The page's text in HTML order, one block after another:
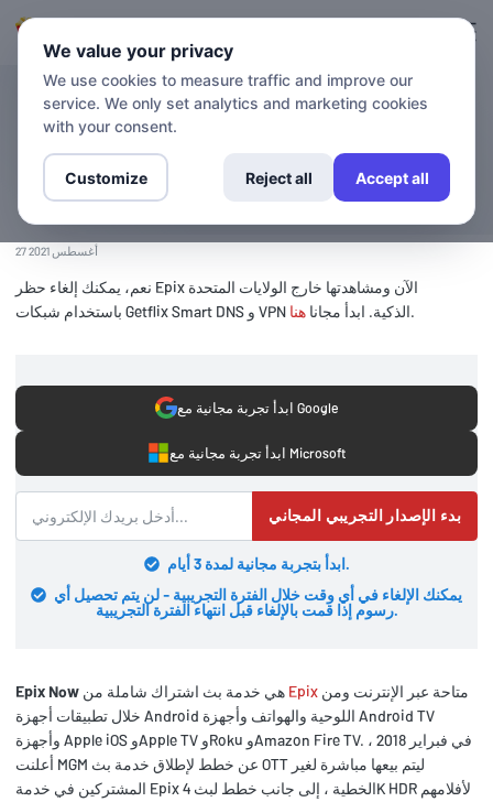
بلوق
مشاهدة Epix الآن خارج
الولايات المتحدة
27 أغسطس 2021
نعم، يمكنك إلغاء حظر Epix الآن ومشاهدتها خارج الولايات المتحدة
باستخدام شبكات Getflix Smart DNS و VPN الذكية. ابدأ مجانا هنا .
ابدأ تجربة مجانية مع Google
ابدأ تجربة مجانية مع Microsoft
بدء الإصدار التجريبي المجاني
ابدأ بتجربة مجانية لمدة 3 أيام.
يمكنك الإلغاء في أي وقت خلال الفترة التجريبية - لن يتم تحصيل أي
رسوم إذا قمت بالإلغاء قبل انتهاء الفترة التجريبية.
Epix Now Epix
خلال تطبيقات أجهزة Android اللوحية والهواتف وأجهزة Android TV
وأجهزة Apple iOS وApple TV وRoku وAmazon Fire TV. في فبراير 2018 ،
أعلنت MGM عن خطط لإطلاق خدمة بث OTT ليتم بيعها مباشرة لغير
المشتركين في خدمة Epix الخطية ، إلى جانب خطط لبث 4K HDR لأفلامهم
We value your privacy
We use cookies to measure traffic and improve our
service. We only set analytics and marketing cookies
with your consent.
Customize Reject all Accept all